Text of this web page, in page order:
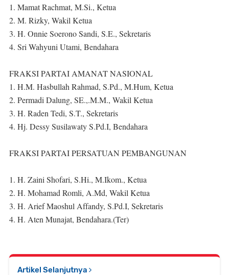
1. Mamat Rachmat, M.Si., Ketua
2. M. Rizky, Wakil Ketua
3. H. Onnie Soerono Sandi, S.E., Sekretaris
4. Sri Wahyuni Utami, Bendahara
FRAKSI PARTAI AMANAT NASIONAL
1. H.M. Hasbullah Rahmad, S.Pd., M.Hum, Ketua
2. Permadi Dalung, SE.,.M.M., Wakil Ketua
3. H. Raden Tedi, S.T., Sekretaris
4. Hj. Dessy Susilawaty S.Pd.I, Bendahara
FRAKSI PARTAI PERSATUAN PEMBANGUNAN
1. H. Zaini Shofari, S.Hi., M.Ikom., Ketua
2. H. Mohamad Romli, A.Md, Wakil Ketua
3. H. Arief Maoshul Affandy, S.Pd.I, Sekretaris
4. H. Aten Munajat, Bendahara.(Ter)
Artikel Selanjutnya